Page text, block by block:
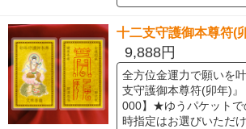
十二支守護御本尊符(
9,888円
全方位金運力で願いを
支守護御本尊符(卯年)
000】★ゆうパケットで
時指定はお選びいただけ